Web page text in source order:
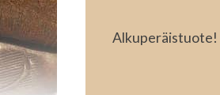
Alkuperäistuote!